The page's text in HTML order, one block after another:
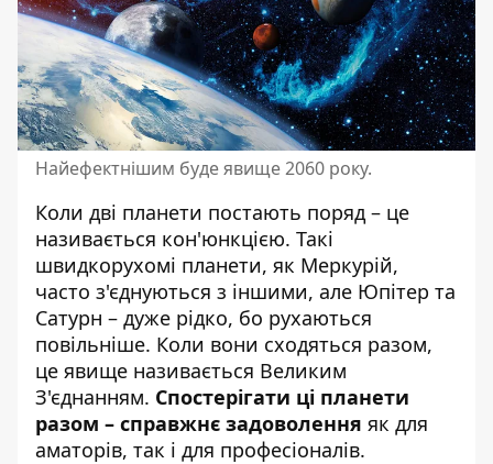
Найефектнішим буде явище 2060 року.
Коли дві планети постають поряд – це
називається кон'юнкцією. Такі
швидкорухомі планети, як Меркурій,
часто з'єднуються з іншими, але Юпітер та
Сатурн – дуже рідко, бо рухаються
повільніше. Коли вони сходяться разом,
це явище називається Великим
З'єднанням. Спостерігати ці планети
разом – справжнє задоволення як для
аматорів, так і для професіоналів.